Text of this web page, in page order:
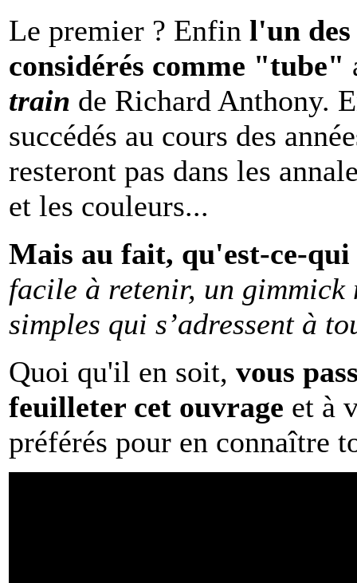
Le premier ? Enfin l'un
considérés comme "tube"
train de Richard Anthony.
succédés au cours des
resteront pas dans les
et les couleurs...
Mais au fait, qu'est-ce-
facile à retenir, un gimmick
simples qui s’adressent à
Quoi qu'il en soit, vous
feuilleter cet ouvrage et à
préférés pour en connaître